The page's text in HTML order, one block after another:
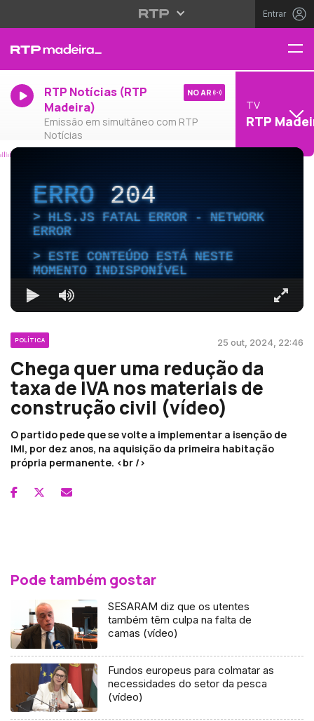
Entrar
RTP Notícias (RTP
Madeira)
Emissão em simultâneo com RTP
Notícias
NO AR
TV
RTP
ERRO204
HLS.JS FATAL ERROR - NETWORK
ERROR
ESTE CONTEÚDO ESTÁ NESTE
MOMENTO INDISPONÍVEL
POLÍTICA 25 out, 2024, 22:46
Chega quer uma redução da
taxa de IVA nos materiais de
construção civil (vídeo)
O partido pede que se volte a implementar a isenção de
IMI, por dez anos, na aquisição da primeira habitação
própria permanente. <br />
Pode também gostar
SESARAM diz que os utentes
também têm culpa na falta de
camas (vídeo)
Fundos europeus para colmatar as
necessidades do setor da pesca
(vídeo)